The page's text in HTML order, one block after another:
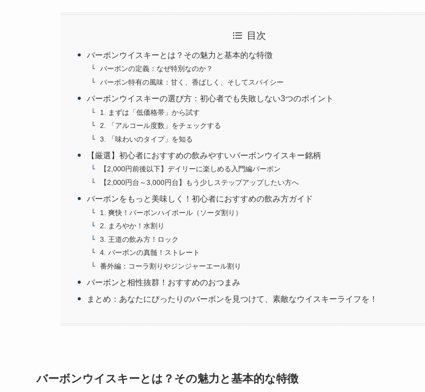
目次
バーボンウイスキーとは？その魅力と基本的な特徴
バーボンの定義：なぜ特別なのか？
バーボン特有の風味：甘く、香ばしく、そしてスパイシー
バーボンウイスキーの選び方：初心者でも失敗しない3つのポイント
1. まずは「低価格帯」から試す
2. 「アルコール度数」をチェックする
3. 「味わいのタイプ」を知る
【厳選】初心者におすすめの飲みやすいバーボンウイスキー銘柄
【2,000円前後以下】デイリーに楽しめる入門編バーボン
【2,000円台～3,000円台】もう少しステップアップしたい方へ
バーボンをもっと美味しく！初心者におすすめの飲み方ガイド
1. 爽快！バーボンハイボール（ソーダ割り）
2. まろやか！水割り
3. 王道の飲み方！ロック
4. バーボンの真髄！ストレート
番外編：コーラ割りやジンジャーエール割り
バーボンと相性抜群！おすすめのおつまみ
まとめ：あなたにぴったりのバーボンを見つけて、素敵なウイスキーライフを！
バーボンウイスキーとは？その魅力と基本的な特徴